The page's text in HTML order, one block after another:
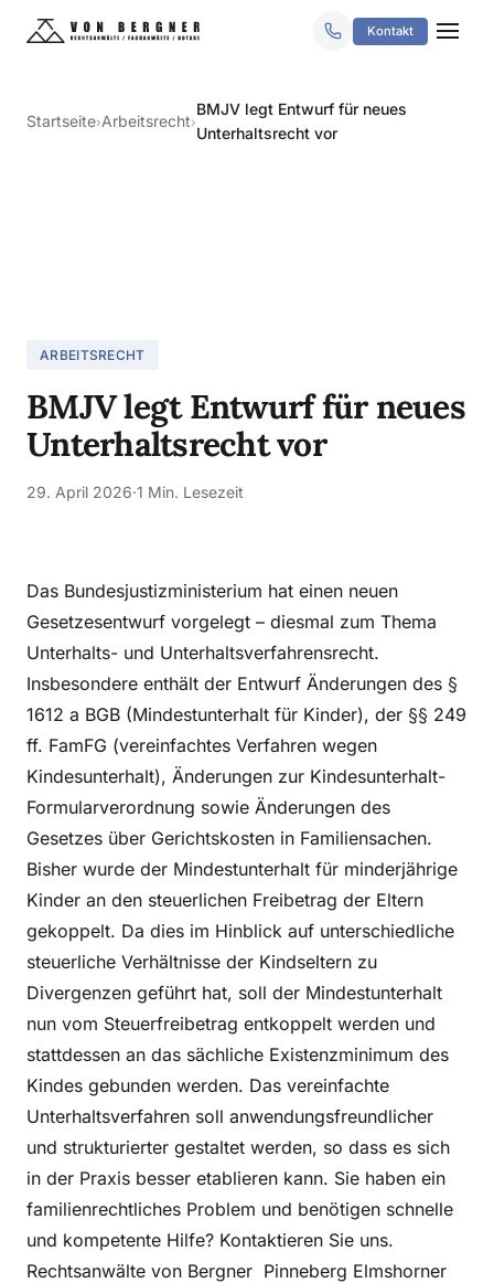
Kontakt
Startseite›Arbeitsrecht›
BMJV legt Entwurf für neues
Unterhaltsrecht vor
ARBEITSRECHT
BMJV legt Entwurf für neues
Unterhaltsrecht vor
29. April 2026·1 Min. Lesezeit
Das Bundesjustizministerium hat einen neuen
Gesetzesentwurf vorgelegt – diesmal zum Thema
Unterhalts- und Unterhaltsverfahrensrecht.
Insbesondere enthält der Entwurf Änderungen des §
1612 a BGB (Mindestunterhalt für Kinder), der §§ 249
ff. FamFG (vereinfachtes Verfahren wegen
Kindesunterhalt), Änderungen zur Kindesunterhalt-
Formularverordnung sowie Änderungen des
Gesetzes über Gerichtskosten in Familiensachen.
Bisher wurde der Mindestunterhalt für minderjährige
Kinder an den steuerlichen Freibetrag der Eltern
gekoppelt. Da dies im Hinblick auf unterschiedliche
steuerliche Verhältnisse der Kindseltern zu
Divergenzen geführt hat, soll der Mindestunterhalt
nun vom Steuerfreibetrag entkoppelt werden und
stattdessen an das sächliche Existenzminimum des
Kindes gebunden werden. Das vereinfachte
Unterhaltsverfahren soll anwendungsfreundlicher
und strukturierter gestaltet werden, so dass es sich
in der Praxis besser etablieren kann. Sie haben ein
familienrechtliches Problem und benötigen schnelle
und kompetente Hilfe? Kontaktieren Sie uns.
Rechtsanwälte von Bergner Pinneberg Elmshorner